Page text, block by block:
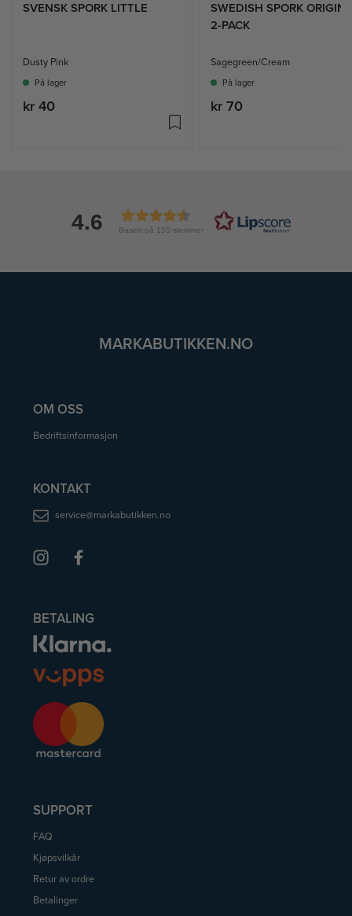
SVENSK SPORK LITTLE
Dusty Pink
På lager
kr 40
SWEDISH SPORK
2-PACK
Sagegreen/Cream
På lager
kr 70
4.6 Basert på 155 stemmer
MARKABUTIKKEN.NO
OM OSS
Bedriftsinformasjon
KONTAKT
service@markabutikken.no
BETALING
SUPPORT
FAQ
Kjøpsvilkår
Retur av ordre
Betalinger